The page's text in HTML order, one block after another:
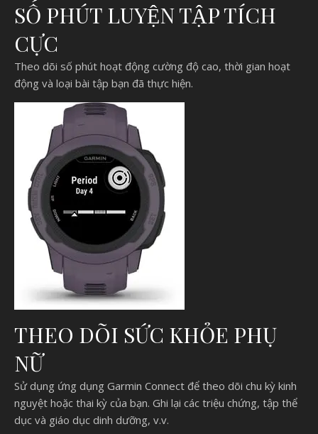
SỐ PHÚT LUYỆN TẬP TÍCH
CỰC
Theo dõi số phút hoạt động cường độ cao, thời gian hoạt
động và loại bài tập bạn đã thực hiện.
THEO DÕI SỨC KHỎE PHỤ
NỮ
Sử dụng ứng dụng Garmin Connect để theo dõi chu kỳ kinh
nguyệt hoặc thai kỳ của bạn. Ghi lại các triệu chứng, tập thể
dục và giáo dục dinh dưỡng, v.v.